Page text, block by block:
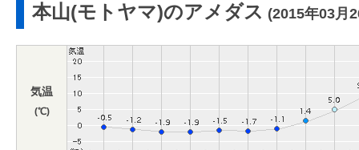
本山(モトヤマ)のアメダス (2015年03月
気温
(℃)